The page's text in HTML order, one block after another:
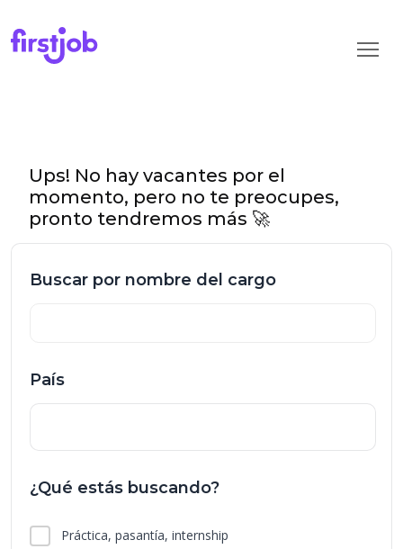
Ups! No hay vacantes por el
momento, pero no te preocupes,
pronto tendremos más 🚀
Buscar por nombre del cargo
País
¿Qué estás buscando?
Práctica, pasantía, internship